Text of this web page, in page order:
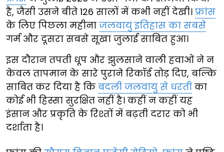
है, जैसी उसने बीते 126 सालों में कभी नहीं देखी। फ्रांस
के लिए पिछला महीना जलवायु इतिहास का सबसे
गर्म और दूसरा सबसे सूखा जुलाई साबित हुआ।
इस दौरान तपती धूप और झुलसाने वाली हवाओं ने न
केवल तापमान के सारे पुराने रिकॉर्ड तोड़ दिए, बल्कि
साबित कर दिया है कि बदली जलवायु से धरती का
कोई भी हिस्सा सुरक्षित नहीं है। कहीं न कहीं यह
इंसान और प्रकृति के रिश्तों में बढ़ती दरार को भी
दर्शाता है।